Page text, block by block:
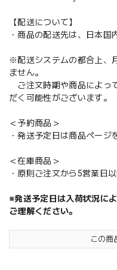
【配送について】
・商品の配送先は、日本国
※配送システムの都合上、
ません。
ご注文時期や商品によっ
だく可能性がございます。
＜予約商品＞
・発送予定日は商品ページ
＜在庫商品＞
・原則ご注文から5営業日
※発送予定日は入荷状況に
ご理解ください。
この商